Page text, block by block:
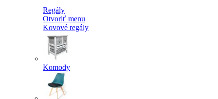
Regály
Otvoriť menu
Kovové regály
Komody